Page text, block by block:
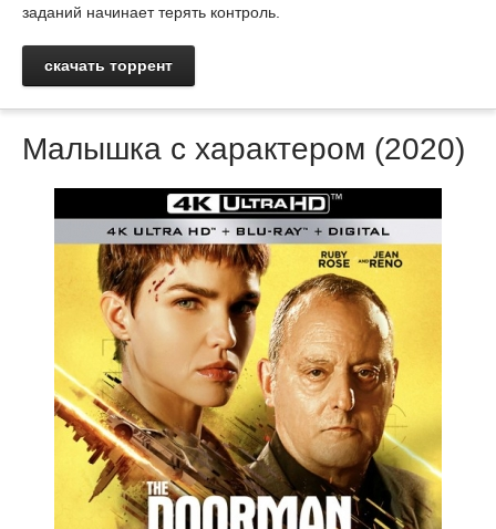
заданий начинает терять контроль.
скачать торрент
Малышка с характером (2020)